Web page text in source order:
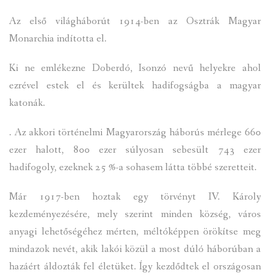
Az első világháborút 1914-ben az Osztrák Magyar
Monarchia indította el.
Ki ne emlékezne Doberdó, Isonzó nevű helyekre ahol
ezrével estek el és kerültek hadifogságba a magyar
katonák.
. Az akkori történelmi Magyarország háborús mérlege 660
ezer halott, 800 ezer súlyosan sebesült 743 ezer
hadifogoly, ezeknek 25 %-a sohasem látta többé szeretteit.
Már 1917-ben hoztak egy törvényt IV. Károly
kezdeményezésére, mely szerint minden község, város
anyagi lehetőségéhez mérten, méltóképpen örökítse meg
mindazok nevét, akik lakói közül a most dúló háborúban a
hazáért áldozták fel életüket. Így kezdődtek el országosan